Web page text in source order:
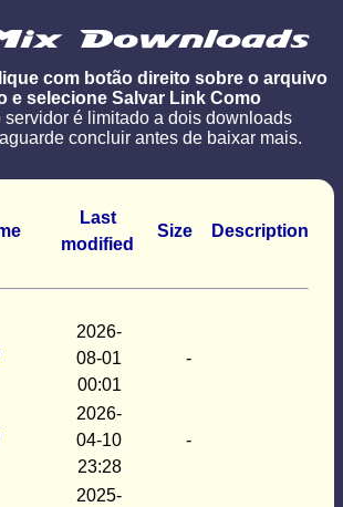
com botão direito sobre o arquivo
e selecione Salvar Link Como
servidor é limitado a dois downloads
concluir antes de baixar mais.
Last
modified
Size Description
2026-
08-01
00:01
-
2026-
04-10
23:28
-
2025-